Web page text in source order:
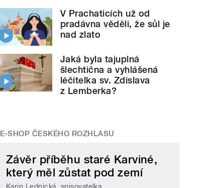
V Prachaticích už od
pradávna věděli, že sůl je
nad zlato
Jaká byla tajuplná
šlechtična a vyhlášená
léčitelka sv. Zdislava
z Lemberka?
E-SHOP ČESKÉHO ROZHLASU
Závěr příběhu staré Karviné,
který měl zůstat pod zemí